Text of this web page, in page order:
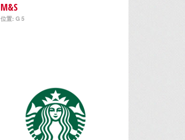
M&S
位置: G 5